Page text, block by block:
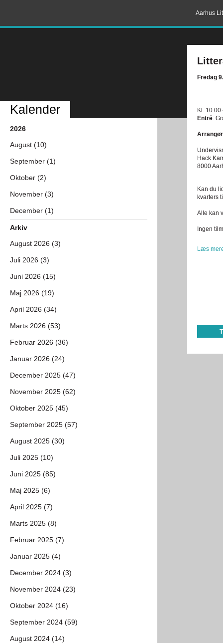
Aarhus
Fredag
Kl. 10:00
Entré:
Hack
8000
Kan du
kvarters
Alle kan
Ingen
Læs
Kalender
2026
August (10)
September (1)
Oktober (2)
November (3)
December (1)
Arkiv
August 2026 (3)
Juli 2026 (3)
Juni 2026 (15)
Maj 2026 (19)
April 2026 (34)
Marts 2026 (53)
Februar 2026 (36)
Januar 2026 (24)
December 2025 (47)
November 2025 (62)
Oktober 2025 (45)
September 2025 (57)
August 2025 (30)
Juli 2025 (10)
Juni 2025 (85)
Maj 2025 (6)
April 2025 (7)
Marts 2025 (8)
Februar 2025 (7)
Januar 2025 (4)
December 2024 (3)
November 2024 (23)
Oktober 2024 (16)
September 2024 (59)
August 2024 (14)